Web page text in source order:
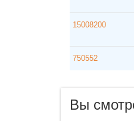
15008200
750552
Вы